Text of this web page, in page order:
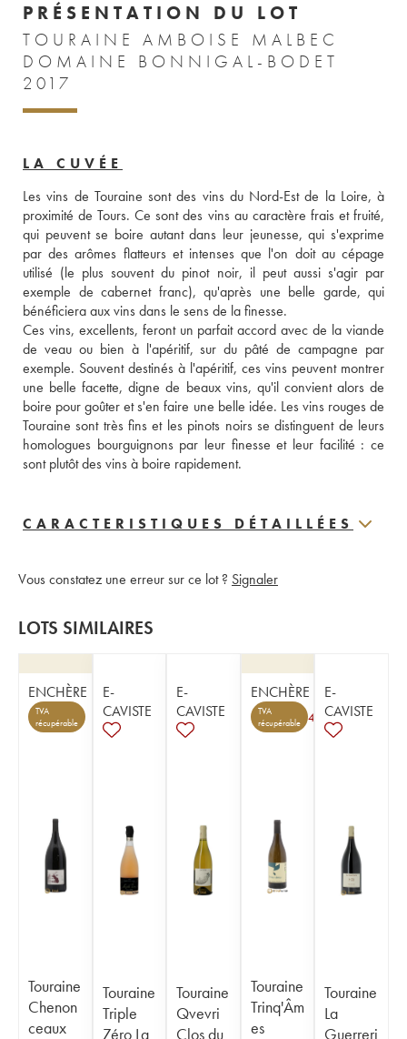
PRÉSENTATION DU LOT
TOURAINE AMBOISE MALBEC
DOMAINE BONNIGAL-BODET
2017
LA CUVÉE
Les vins de Touraine sont des vins du Nord-Est de la Loire, à
proximité de Tours. Ce sont des vins au caractère frais et fruité,
qui peuvent se boire autant dans leur jeunesse, qui s'exprime
par des arômes flatteurs et intenses que l'on doit au cépage
utilisé (le plus souvent du pinot noir, il peut aussi s'agir par
exemple de cabernet franc), qu'après une belle garde, qui
bénéficiera aux vins dans le sens de la finesse.
Ces vins, excellents, feront un parfait accord avec de la viande
de veau ou bien à l'apéritif, sur du pâté de campagne par
exemple. Souvent destinés à l'apéritif, ces vins peuvent montrer
une belle facette, digne de beaux vins, qu'il convient alors de
boire pour goûter et s'en faire une belle idée. Les vins rouges de
Touraine sont très fins et les pinots noirs se distinguent de leurs
homologues bourguignons par leur finesse et leur facilité : ce
sont plutôt des vins à boire rapidement.
CARACTERISTIQUES DÉTAILLÉES
Vous constatez une erreur sur ce lot ? Signaler
LOTS SIMILAIRES
ENCHÈRE
TVA
récupérable
Touraine
Chenon
ceaux
E-
CAVISTE
Touraine
Triple
Zéro La
E-
CAVISTE
Touraine
Qvevri
Clos du
ENCHÈRE
TVA
récupérable
4
Touraine
Trinq'Âm
es
E-
CAVISTE
Touraine
La
Guerreri